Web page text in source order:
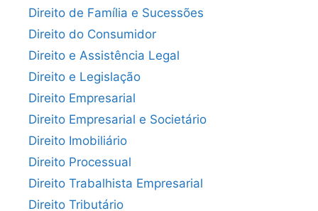
Direito de Família e Sucessões
Direito do Consumidor
Direito e Assistência Legal
Direito e Legislação
Direito Empresarial
Direito Empresarial e Societário
Direito Imobiliário
Direito Processual
Direito Trabalhista Empresarial
Direito Tributário